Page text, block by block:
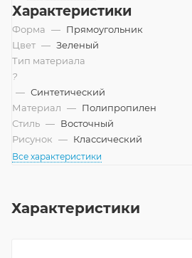
Характеристики
Форма — Прямоугольник
Цвет — Зеленый
Тип материала
?
— Синтетический
Материал — Полипропилен
Стиль — Восточный
Рисунок — Классический
Все характеристики
Характеристики